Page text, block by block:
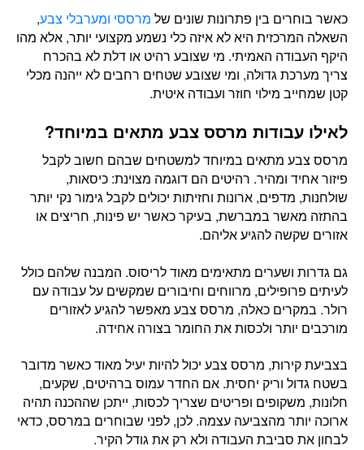
כאשר בוחרים בין פתרונות שונים של מרססי ומערבלי צבע,
השאלה המרכזית היא לא איזה כלי נשמע מקצועי יותר, אלא מהו
היקף העבודה האמיתי. מי שצובע רהיט או דלת לא בהכרח
צריך מערכת גדולה, ומי שצובע שטחים רחבים לא ייהנה מכלי
קטן שמחייב מילוי חוזר ועבודה איטית.
לאילו עבודות מרסס צבע מתאים במיוחד?
מרסס צבע מתאים במיוחד למשטחים שבהם חשוב לקבל
פיזור אחיד ומהיר. רהיטים הם דוגמה מצוינת: כיסאות,
שולחנות, מדפים, ארונות וחזיתות יכולים לקבל גימור נקי יותר
בהתזה מאשר במברשת, בעיקר כאשר יש פינות, חריצים או
אזורים שקשה להגיע אליהם.
גם גדרות ושערים מתאימים מאוד לריסוס. המבנה שלהם כולל
לעיתים פרופילים, מרווחים וחיבורים שמקשים על עבודה עם
רולר. במקרים כאלה, מרסס צבע מאפשר להגיע לאזורים
מורכבים יותר ולכסות את החומר בצורה אחידה.
בצביעת קירות, מרסס צבע יכול להיות יעיל מאוד כאשר מדובר
בשטח גדול וריק יחסית. אם החדר עמוס ברהיטים, שקעים,
חלונות, משקופים ופריטים שצריך לכסות, ייתכן שההכנה תהיה
ארוכה יותר מהצביעה עצמה. לכן, לפני שבוחרים במרסס, כדאי
לבחון את סביבת העבודה ולא רק את גודל הקיר.